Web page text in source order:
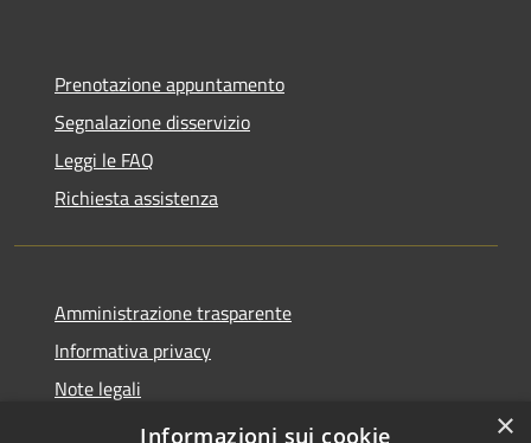
Prenotazione appuntamento
Segnalazione disservizio
Leggi le FAQ
Richiesta assistenza
Amministrazione trasparente
Informativa privacy
Note legali
Dichiarazione di accessibilità
×
Informazioni sui cookie